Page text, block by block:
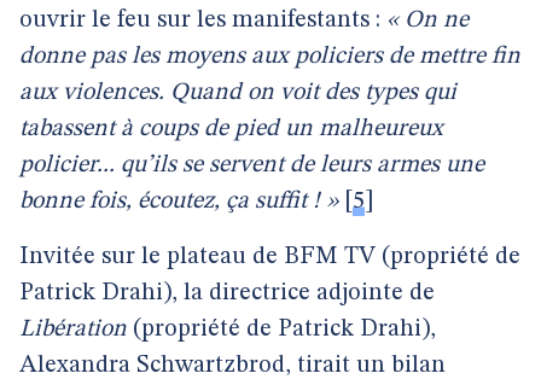
ouvrir le feu sur les manifestants : « On ne
donne pas les moyens aux policiers de mettre fin
aux violences. Quand on voit des types qui
tabassent à coups de pied un malheureux
policier... qu’ils se servent de leurs armes une
bonne fois, écoutez, ça suffit ! »[ 5
Invitée sur le plateau de BFM TV (propriété de
Patrick Drahi), la directrice adjointe de
Libération (propriété de Patrick Drahi),
Alexandra Schwartzbrod, tirait un bilan